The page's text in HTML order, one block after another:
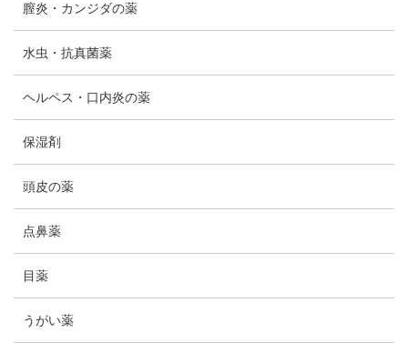
膣炎・カンジダの薬
水虫・抗真菌薬
ヘルペス・口内炎の薬
保湿剤
頭皮の薬
点鼻薬
目薬
うがい薬